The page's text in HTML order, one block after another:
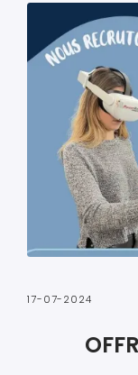
17-07-2024